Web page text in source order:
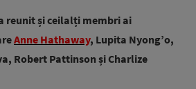
reunit și ceilalți membri ai
Anne Hathaway, Lupita Nyong’o,
Robert Pattinson și Charlize